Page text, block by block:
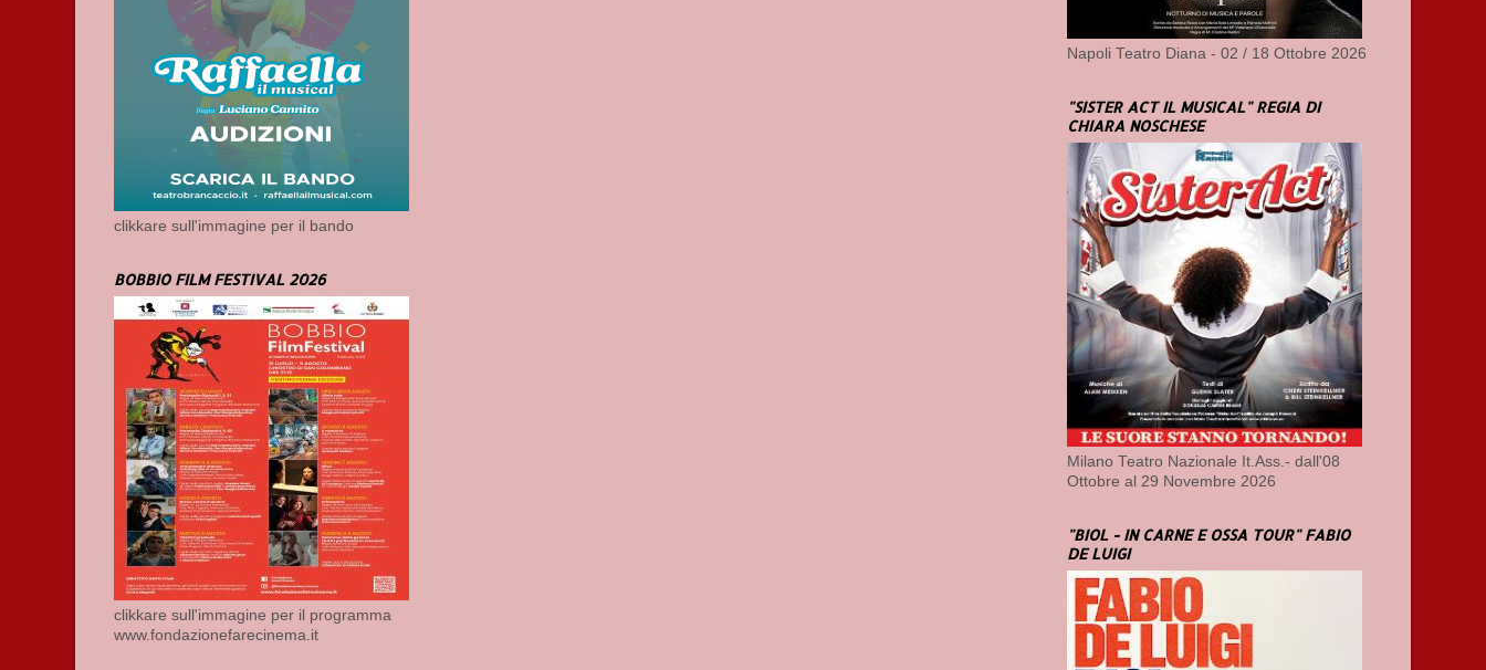
clikkare sull'immagine per il bando
BOBBIO FILM FESTIVAL 2026
clikkare sull'immagine per il programma
www.fondazionefarecinema.it
Napoli Teatro Diana - 02 / 18 Ottobre 2026
"SISTER ACT IL MUSICAL" REGIA DI
CHIARA NOSCHESE
Milano Teatro Nazionale It.Ass.- dall'08
Ottobre al 29 Novembre 2026
"BIOL - IN CARNE E OSSA TOUR" FABIO
DE LUIGI